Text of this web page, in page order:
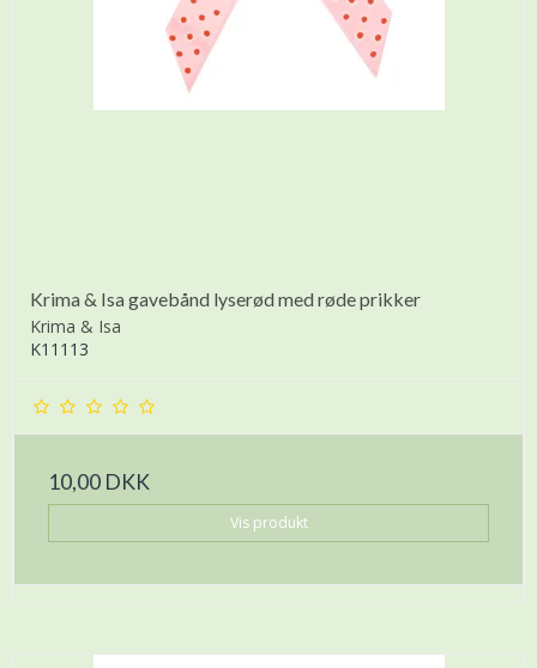
Krima & Isa gavebånd lyserød med røde prikker
Krima & Isa
K11113
10,00 DKK
Vis produkt